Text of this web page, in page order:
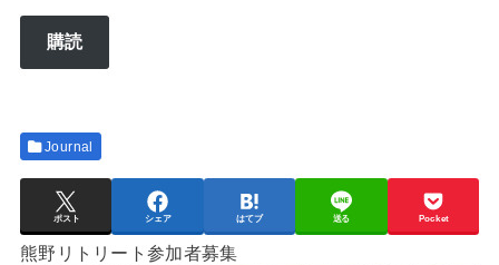
ル
ス
購読
Journal
ポスト シェア はてブ 送る Pocket
熊野リトリート参加者募集